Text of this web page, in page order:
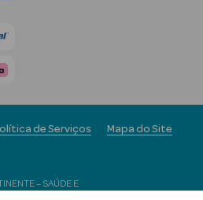
– SAÚDE E
de Serviços Mapa do Site